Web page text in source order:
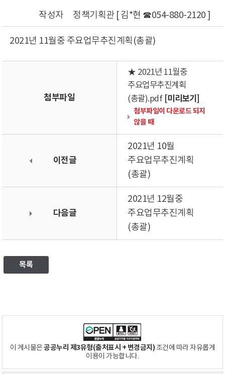
작성자
정책기획관 [ 김*현 ☎054-880-2120 ]
2021년 11월중 주요업무추진계획(총괄)
첨부파일
★ 2021년 11월중
주요업무추진계획
(총괄).pdf [미리보기]
첨부파일이 다운로드 되지
않을 때
이전글
2021년 10월
주요업무추진계획
(총괄)
다음글
2021년 12월중
주요업무추진계획
(총괄)
목록
이 게시물은공공누리 제3유형(출처표시 + 변경금지)조건에 따라 자유롭게
이용이 가능합니다.